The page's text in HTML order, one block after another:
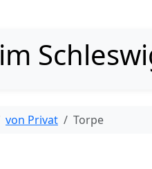
von Privat Torpe